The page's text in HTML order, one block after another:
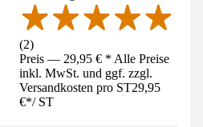
(2)
Preis — 29,95 € * Alle Preise
inkl. MwSt. und ggf. zzgl.
Versandkosten pro ST29,95
€*/ ST